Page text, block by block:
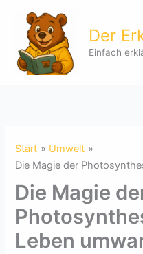
springen
Der
Einfach
Start
Umwelt
Die Magie der
Die Magie
Leben